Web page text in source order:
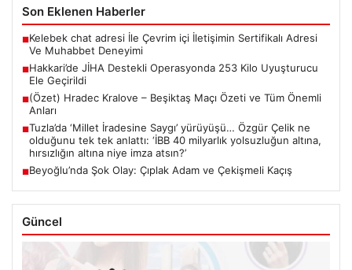
Son Eklenen Haberler
■Kelebek chat adresi İle Çevrim içi İletişimin Sertifikalı Adresi
Ve Muhabbet Deneyimi
■Hakkari’de JİHA Destekli Operasyonda 253 Kilo Uyuşturucu
Ele Geçirildi
■(Özet) Hradec Kralove – Beşiktaş Maçı Özeti ve Tüm Önemli
Anları
■Tuzla’da ‘Millet İradesine Saygı’ yürüyüşü… Özgür Çelik ne
olduğunu tek tek anlattı: ‘İBB 40 milyarlık yolsuzluğun altına,
hırsızlığın altına niye imza atsın?’
■Beyoğlu’nda Şok Olay: Çıplak Adam ve Çekişmeli Kaçış
Güncel